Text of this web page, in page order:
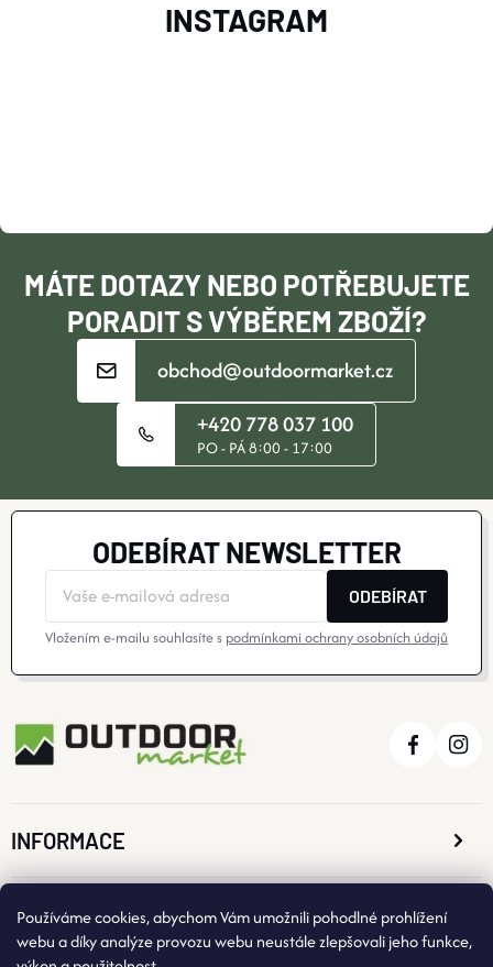
Používáme cookies, abychom Vám umožnili pohodlné prohlížení
webu a díky analýze provozu webu neustále zlepšovali jeho funkce,
P
V
U
T
MÁTE DOTAZY NEBO POTŘEBUJETE
PORADIT S VÝBĚREM ZBOŽÍ?
obchod@outdoormarket.cz
+420 778 037 100
PO - PÁ 8:00 - 17:00
INSTAGRAM
ODEBÍRAT NEWSLETTER
ODEBÍRAT
Vložením e-mailu souhlasíte s podmínkami ochrany osobních údajů
INFORMACE
O NÁKUPU